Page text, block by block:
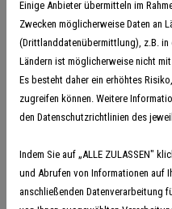
Region in rund 100
Mannschaften Handall
steht ein fleißiges Team
ermöglicht und stehts
besten Wegen der
Side, Beachhandball und
ist nur dank des
gemeinsame Sache
Einige Anbieter übermitteln im
Zwecken möglicherweise Daten an
(Drittlanddatenübermittlung), z.B. in
Ländern ist möglicherweise nicht
Es besteht daher ein erhöhtes
zugreifen können. Weitere
den Datenschutzrichtlinien des
Indem Sie auf „ALLE ZULASSEN"
und Abrufen von Informationen auf
anschließenden Datenverarbeitung